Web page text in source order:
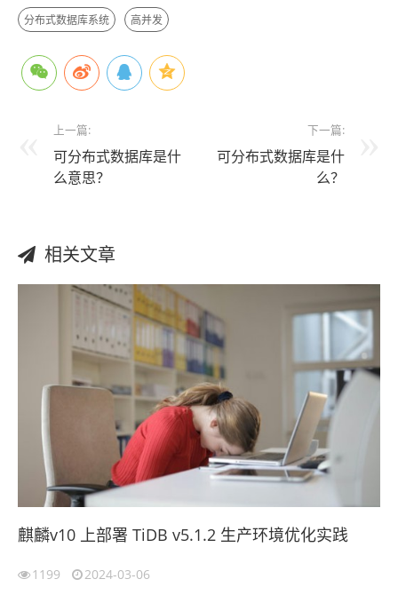
分布式数据库系统 高并发
上一篇:
可分布式数据库是什
么意思？
下一篇:
可分布式数据库是什
么？
相关文章
麒麟v10 上部署 TiDB v5.1.2 生产环境优化实践
1199 2024-03-06